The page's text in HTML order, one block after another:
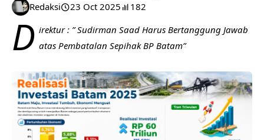
Redaksi 23 Oct 2025 182
D irektur : ” Sudirman Saad Harus Bertanggung Jawab
atas Pembatalan Sepihak BP Batam”